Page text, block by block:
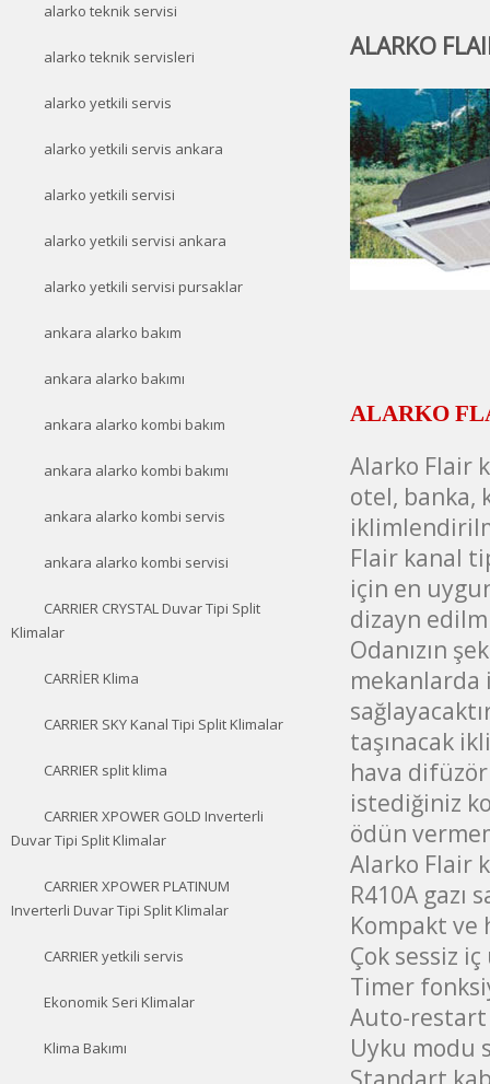
ALARKO
ALARKO
Alarko Flair
otel, banka,
Flair kanal
için en
dizayn
Odanızın
mekanlarda
taşınacak
hava
istediğiniz
ödün
Alarko Flair
R410A gazı
Kompakt ve
Çok sessiz
Timer
Auto-restart
Uyku modu
Standart
alarko teknik servisi
alarko teknik servisleri
alarko yetkili servis
alarko yetkili servis ankara
alarko yetkili servisi
alarko yetkili servisi ankara
alarko yetkili servisi pursaklar
ankara alarko bakım
ankara alarko bakımı
ankara alarko kombi bakım
ankara alarko kombi bakımı
ankara alarko kombi servis
ankara alarko kombi servisi
CARRIER CRYSTAL Duvar Tipi Split
Klimalar
CARRİER Klima
CARRIER SKY Kanal Tipi Split Klimalar
CARRIER split klima
CARRIER XPOWER GOLD Inverterli
Duvar Tipi Split Klimalar
CARRIER XPOWER PLATINUM
Inverterli Duvar Tipi Split Klimalar
CARRIER yetkili servis
Ekonomik Seri Klimalar
Klima Bakımı